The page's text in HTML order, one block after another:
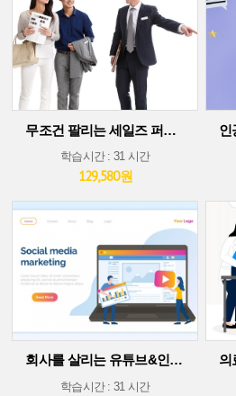
무조건 팔리는 세일즈 퍼포먼스 스킬
학습시간 : 31 시간
129,580원
회사를 살리는 유튜브&인스타그램 소셜 미디어 마케팅
학습시간 : 31 시간